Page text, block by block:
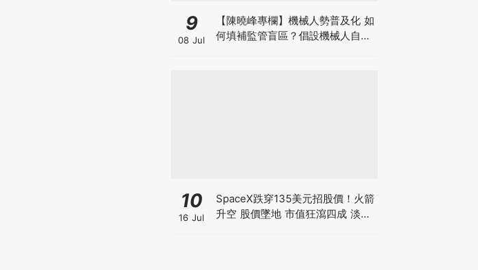
9
08 Jul
【陳曉峰專欄】機械人勢普及化 如
何填補監管盲區？倡設機械人自願
10
16 Jul
SpaceX跌穿135美元招股價！火箭
升空 股價墜地 市值狂瀉四成 淡友